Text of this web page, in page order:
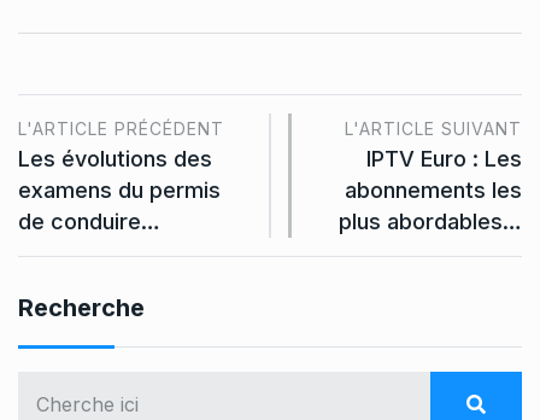
L'ARTICLE PRÉCÉDENT
Les évolutions des
examens du permis
de conduire…
L'ARTICLE SUIVANT
IPTV Euro : Les
abonnements les
plus abordables…
Recherche